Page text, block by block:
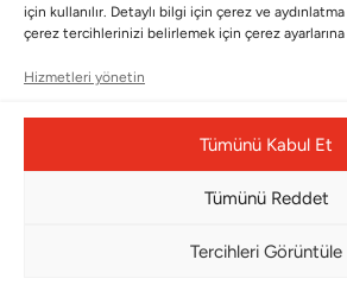
için kullanılır. Detaylı bilgi için çerez ve
çerez tercihlerinizi belirlemek için çerez
Hizmetleri yönetin
Tümünü Kabul Et
Tümünü Reddet
Tercihleri Görüntüle
BMS DESIGN